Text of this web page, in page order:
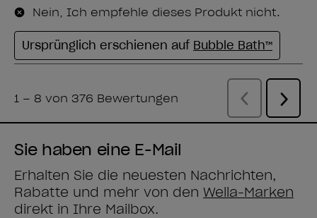
Sie haben eine E-Mail
Erhalten Sie die neuesten Nachrichten,
Rabatte und mehr von den Wella-Marken
direkt in Ihre Mailbox.